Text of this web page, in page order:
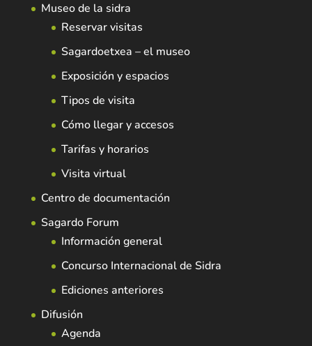
Museo de la sidra
Reservar visitas
Sagardoetxea – el museo
Exposición y espacios
Tipos de visita
Cómo llegar y accesos
Tarifas y horarios
Visita virtual
Centro de documentación
Sagardo Forum
Información general
Concurso Internacional de Sidra
Ediciones anteriores
Difusión
Agenda